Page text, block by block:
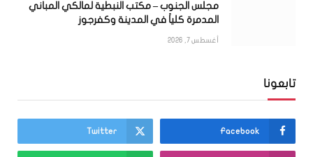
مجلس الجنوب – مكتب النبطية لمالكي المباني
المدمرة كلياً في المدينة وكفرجوز
أغسطس 7, 2026
تابعونا
Facebook
Twitter